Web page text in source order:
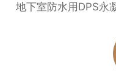
地下室防水用DPS永凝